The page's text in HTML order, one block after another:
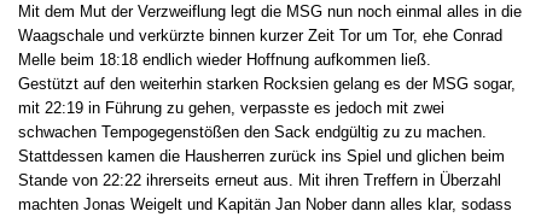
Mit dem Mut der Verzweiflung legt die MSG nun noch einmal alles in die
Waagschale und verkürzte binnen kurzer Zeit Tor um Tor, ehe Conrad
Melle beim 18:18 endlich wieder Hoffnung aufkommen ließ.
Gestützt auf den weiterhin starken Rocksien gelang es der MSG sogar,
mit 22:19 in Führung zu gehen, verpasste es jedoch mit zwei
schwachen Tempogegenstößen den Sack endgültig zu zu machen.
Stattdessen kamen die Hausherren zurück ins Spiel und glichen beim
Stande von 22:22 ihrerseits erneut aus. Mit ihren Treffern in Überzahl
machten Jonas Weigelt und Kapitän Jan Nober dann alles klar, sodass